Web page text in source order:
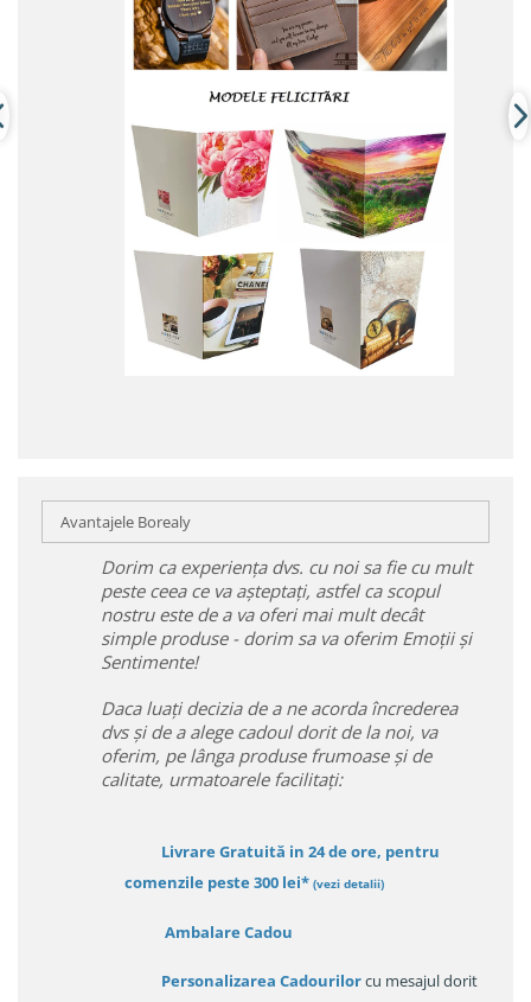
Avantajele Borealy
Dorim ca experiența dvs. cu noi sa fie cu mult
peste ceea ce va așteptați, astfel ca scopul
nostru este de a va oferi mai mult decât
simple produse - dorim sa va oferim Emoții și
Sentimente!
Daca luați decizia de a ne acorda încrederea
dvs și de a alege cadoul dorit de la noi, va
oferim, pe lânga produse frumoase și de
calitate, urmatoarele facilitați:
Livrare Gratuită in 24 de ore, pentru
comenzile peste 300 lei* (vezi detalii)
Ambalare Cadou
Personalizarea Cadourilorcu mesajul dorit